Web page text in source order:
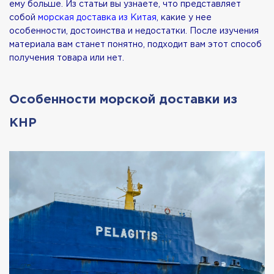
ему больше. Из статьи вы узнаете, что представляет
собой морская доставка из Китая , какие у нее
особенности, достоинства и недостатки. После изучения
материала вам станет понятно, подходит вам этот способ
получения товара или нет.
Особенности морской доставки из
КНР